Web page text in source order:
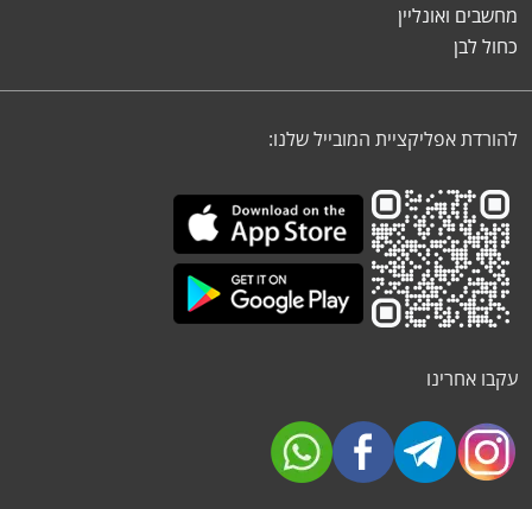
מחשבים ואונליין
כחול לבן
להורדת אפליקציית המובייל שלנו:
עקבו אחרינו